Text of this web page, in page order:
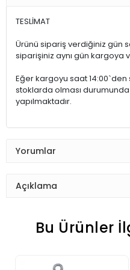
TESLİMAT
Ürünü sipariş verdiğiniz gün
siparişiniz aynı gün kargoya
Eğer kargoyu saat
stoklarda olması
yapılmaktadır.
Yorumlar
Açıklama
Bu Ürünler